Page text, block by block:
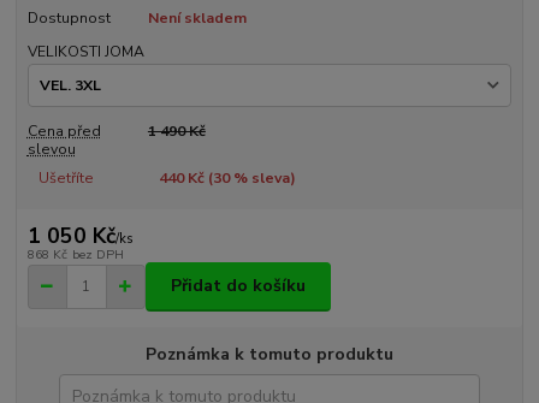
Dostupnost
Není skladem
VELIKOSTI JOMA
Cena před
slevou
1 490 Kč
Ušetříte 440 Kč (30% sleva)
1 050 Kč/ks
868 Kč bez DPH
Přidat do košíku
Poznámka k tomuto produktu